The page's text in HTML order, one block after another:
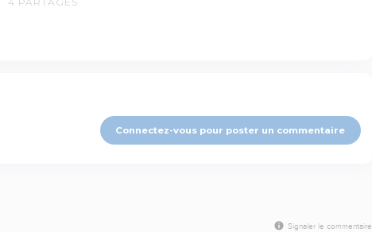
Connectez-vous pour poster un commentaire
Signaler le commentaire